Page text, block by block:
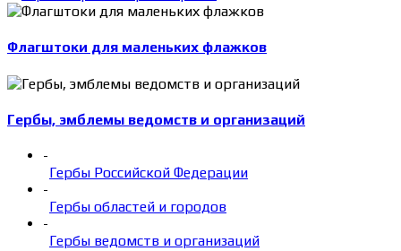
Флагштоки для маленьких флажков
Гербы, эмблемы ведомств и организаций
-
Гербы Российской Федерации
-
Гербы областей и городов
-
Гербы ведомств и организаций